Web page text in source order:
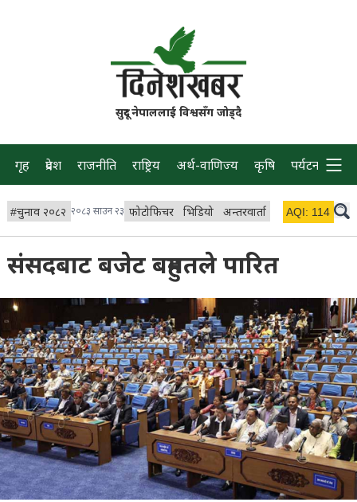
सुदूर नेपाललाई विश्वसँग जोड्दै
गृह प्रदेश राजनीति राष्ट्रिय अर्थ-वाणिज्य कृषि पर्यटन प्रवास
#चुनाव २०८२ २०८३ साउन २३ फोटोफिचर भिडियो अन्तरवार्ता विचार/ब्लग
AQI: 114
संसदबाट बजेट बहुमतले पारित